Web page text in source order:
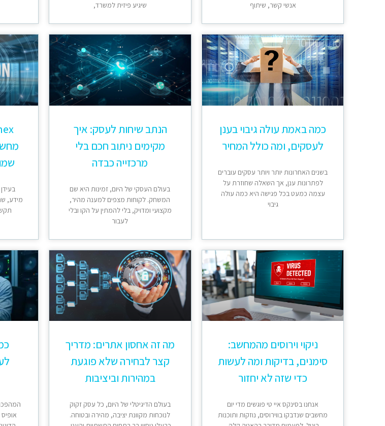
אנשי קשר, שיתוף
שיגיע פיזית למשרד,
כמה באמת עולה גיבוי בענן
לעסקים, ומה כולל המחיר
בשנים האחרונות יותר ויותר עסקים עוברים
לפתרונות ענן, אך השאלה שחוזרת על
עצמה כמעט בכל פגישה היא כמה עולה
גיבוי
הנתב שיחות לעסק: איך
מקימים ניתוב חכם בלי
מרכזייה כבדה
בעולם העסקי של היום, זמינות היא שם
המשחק. לקוחות מצפים למענה מהיר,
מקצועי ומדויק, בלי להמתין על הקו ובלי
לעבור
מידע,
ניקוי וירוסים מהמחשב:
סימנים, בדיקות ומה לעשות
כדי שזה לא יחזור
אנחנו בסינקס איי טי פוגשים מדי יום
מחשבים שנדבקו בווירוסים, נוזקות ותוכנות
מה זה אחסון אתרים: מדריך
קצר לבחירה שלא פוגעת
במהירות וביציבות
בעולם הדיגיטלי של היום, כל עסק זקוק
לנוכחות מקוונת יציבה, מהירה ובטוחה.